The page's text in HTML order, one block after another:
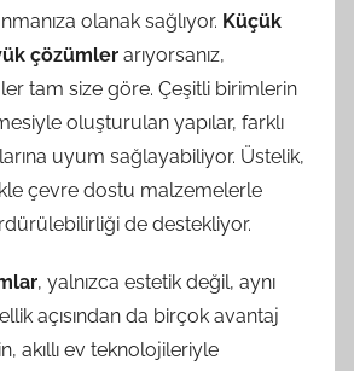
olanak sağlıyor. Küçük
çözümler arıyorsanız,
tam size göre. Çeşitli birimlerin
oluşturulan yapılar, farklı
uyum sağlayabiliyor. Üstelik,
çevre dostu malzemelerle
de destekliyor.
, yalnızca estetik değil, aynı
açısından da birçok avantaj
akıllı ev teknolojileriyle